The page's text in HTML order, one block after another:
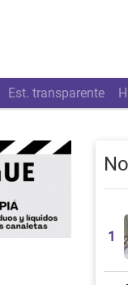
Est. transparente
1